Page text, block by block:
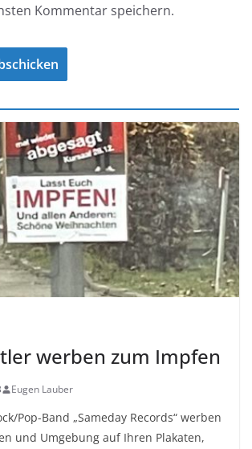
Kommentar speichern.
werben zum Impfen
Eugen Lauber
Pop-Band „Sameday Records“ werben
und Umgebung auf Ihren Plakaten,